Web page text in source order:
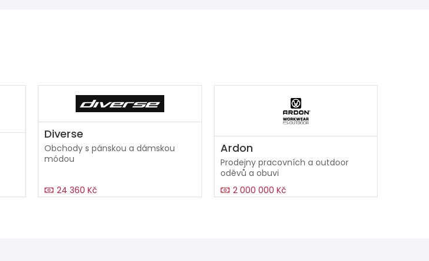
Diverse
Obchody s pánskou a dámskou
módou
24 360 Kč
Ardon
Prodejny pracovních a outdoor
oděvů a obuvi
2 000 000 Kč